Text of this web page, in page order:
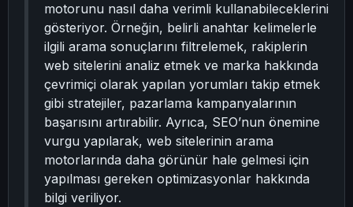
motorunu nasıl daha verimli kullanabileceklerini
gösteriyor. Örneğin, belirli anahtar kelimelerle
ilgili arama sonuçlarını filtrelemek, rakiplerin
web sitelerini analiz etmek ve marka hakkında
çevrimiçi olarak yapılan yorumları takip etmek
gibi stratejiler, pazarlama kampanyalarının
başarısını artırabilir. Ayrıca, SEO’nun önemine
vurgu yapılarak, web sitelerinin arama
motorlarında daha görünür hale gelmesi için
yapılması gereken optimizasyonlar hakkında
bilgi veriliyor.